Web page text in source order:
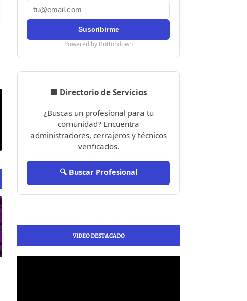
Powered by Buttondown
🏢 Directorio de Servicios
¿Buscas un profesional para tu
comunidad? Encuentra
administradores, cerrajeros y técnicos
verificados.
🔍 Buscar Profesional
VIDEO DESTACADO